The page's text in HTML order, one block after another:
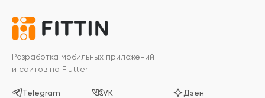
Разработка мобильных приложений
и сайтов на Flutter
Telegram VK
Дзен